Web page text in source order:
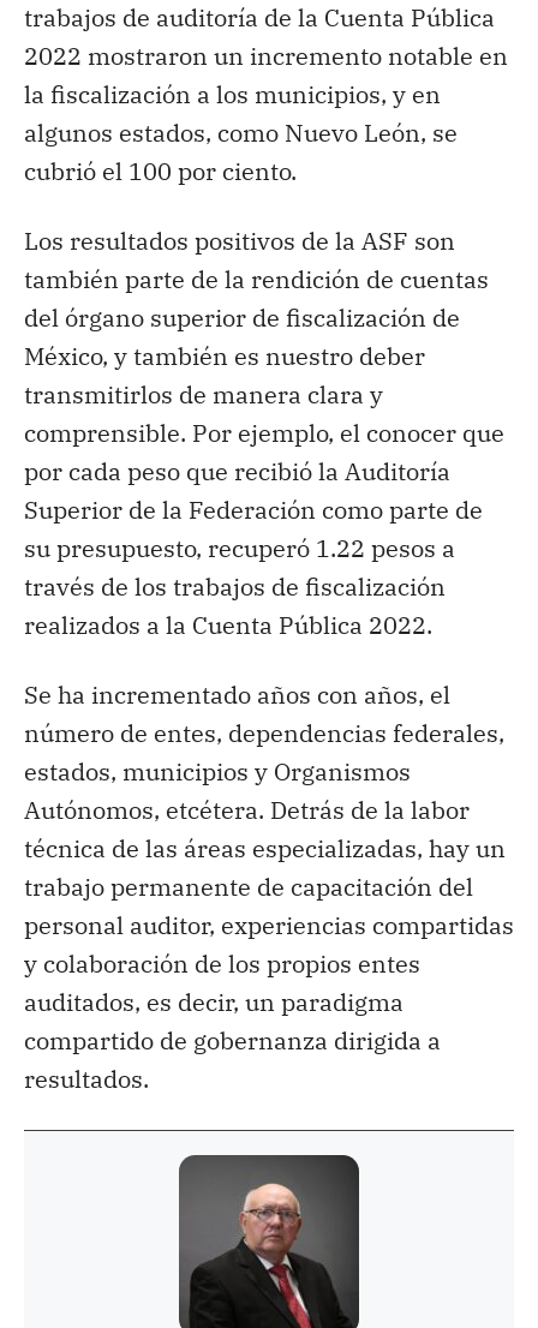
trabajos de auditoría de la Cuenta Pública
2022 mostraron un incremento notable en
la fiscalización a los municipios, y en
algunos estados, como Nuevo León, se
cubrió el 100 por ciento.
Los resultados positivos de la ASF son
también parte de la rendición de cuentas
del órgano superior de fiscalización de
México, y también es nuestro deber
transmitirlos de manera clara y
comprensible. Por ejemplo, el conocer que
por cada peso que recibió la Auditoría
Superior de la Federación como parte de
su presupuesto, recuperó 1.22 pesos a
través de los trabajos de fiscalización
realizados a la Cuenta Pública 2022.
Se ha incrementado años con años, el
número de entes, dependencias federales,
estados, municipios y Organismos
Autónomos, etcétera. Detrás de la labor
técnica de las áreas especializadas, hay un
trabajo permanente de capacitación del
personal auditor, experiencias compartidas
y colaboración de los propios entes
auditados, es decir, un paradigma
compartido de gobernanza dirigida a
resultados.